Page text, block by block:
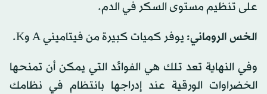
على تنظيم مستوى السكر في الدم.
الخس الروماني: يوفر كميات كبيرة من فيتاميني A وK.
وفي النهاية تعد تلك هي الفوائد التي يمكن أن تمنحها
الخضراوات الورقية عند إدراجها بانتظام في نظامك